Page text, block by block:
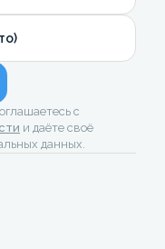
с
и даёте своё
данных.